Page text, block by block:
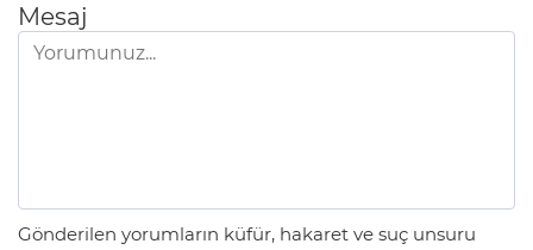
Mesaj
Gönderilen yorumların küfür, hakaret ve suç unsuru